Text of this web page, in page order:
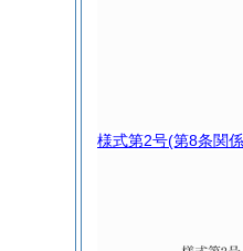
様式第2号(第8条関